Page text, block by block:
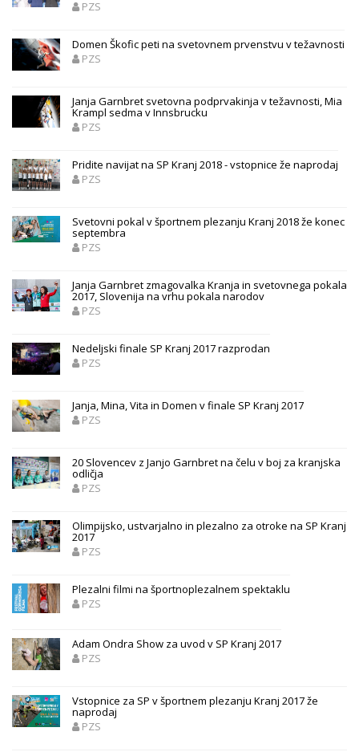
PZS
Domen Škofic peti na svetovnem prvenstvu v težavnosti
PZS
Janja Garnbret svetovna podprvakinja v težavnosti, Mia
Krampl sedma v Innsbrucku
PZS
Pridite navijat na SP Kranj 2018 - vstopnice že naprodaj
PZS
Svetovni pokal v športnem plezanju Kranj 2018 že konec
septembra
PZS
Janja Garnbret zmagovalka Kranja in svetovnega pokala
2017, Slovenija na vrhu pokala narodov
PZS
Nedeljski finale SP Kranj 2017 razprodan
PZS
Janja, Mina, Vita in Domen v finale SP Kranj 2017
PZS
20 Slovencev z Janjo Garnbret na čelu v boj za kranjska
odličja
PZS
Olimpijsko, ustvarjalno in plezalno za otroke na SP Kranj
2017
PZS
Plezalni filmi na športnoplezalnem spektaklu
PZS
Adam Ondra Show za uvod v SP Kranj 2017
PZS
Vstopnice za SP v športnem plezanju Kranj 2017 že
naprodaj
PZS